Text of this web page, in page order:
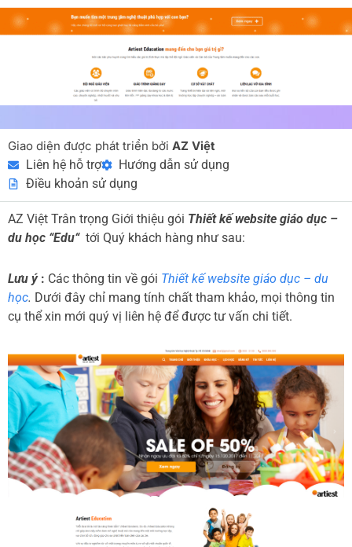
Giao diện được phát triển bởi AZ Việt
Liên hệ hỗ trợ
Hướng dẫn sử dụng
Điều khoản sử dụng
AZ Việt Trân trọng Giới thiệu gói Thiết kế website giáo dục –
du học “Edu“ tới Quý khách hàng như sau:
Lưu ý: Các thông tin về gói Thiết kế website giáo dục – du
học. Dưới đây chỉ mang tính chất tham khảo, mọi thông tin
cụ thể xin mới quý vị liên hệ để được tư vấn chi tiết.